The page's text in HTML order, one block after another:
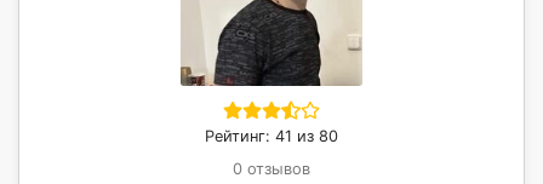
Рейтинг: 41 из 80
0 отзывов